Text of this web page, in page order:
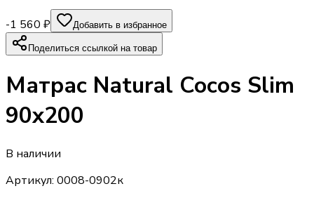
-1 560 ₽ Добавить в избранное
Поделиться ссылкой на товар
Матраc Natural Cocos Slim
90х200
В наличии
Артикул: 0008-0902к